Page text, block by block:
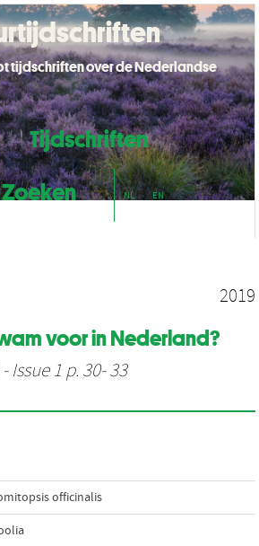
Tijdschriften
Zoeken NL EN
tijdschriften over de Nederlandse
2019
voor in Nederland?
Issue 1 p. 30- 33
officinalis